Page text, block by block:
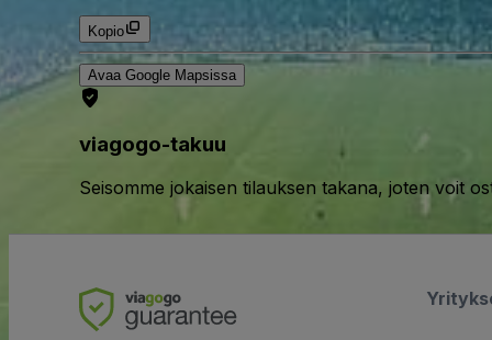
Kopio
Avaa Google Mapsissa
viagogo-takuu
Seisomme jokaisen tilauksen takana, joten voit